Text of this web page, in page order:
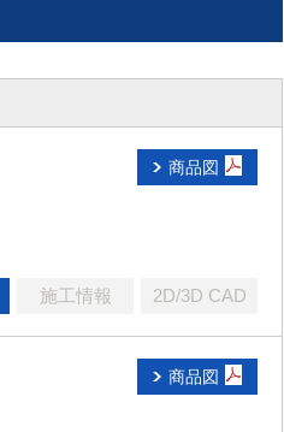
商品図
施工情報 2D/3D CAD
商品図